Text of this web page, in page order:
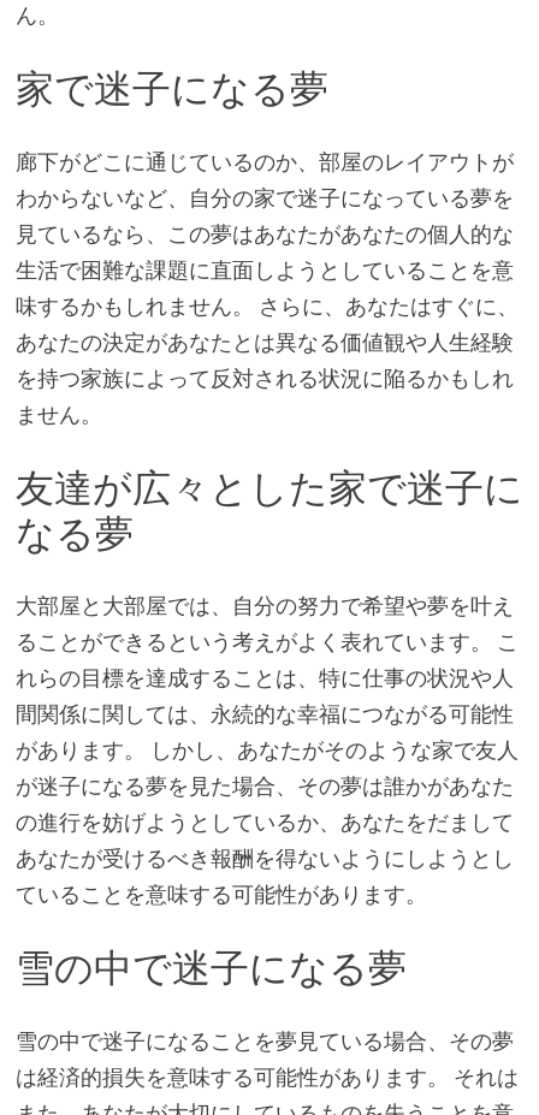
ん。
家で迷子になる夢
廊下がどこに通じているのか、部屋のレイアウトが
わからないなど、自分の家で迷子になっている夢を
見ているなら、この夢はあなたがあなたの個人的な
生活で困難な課題に直面しようとしていることを意
味するかもしれません。 さらに、あなたはすぐに、
あなたの決定があなたとは異なる価値観や人生経験
を持つ家族によって反対される状況に陥るかもしれ
ません。
友達が広々とした家で迷子に
なる夢
大部屋と大部屋では、自分の努力で希望や夢を叶え
ることができるという考えがよく表れています。 こ
れらの目標を達成することは、特に仕事の状況や人
間関係に関しては、永続的な幸福につながる可能性
があります。 しかし、あなたがそのような家で友人
が迷子になる夢を見た場合、その夢は誰かがあなた
の進行を妨げようとしているか、あなたをだまして
あなたが受けるべき報酬を得ないようにしようとし
ていることを意味する可能性があります。
雪の中で迷子になる夢
雪の中で迷子になることを夢見ている場合、その夢
は経済的損失を意味する可能性があります。 それは